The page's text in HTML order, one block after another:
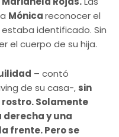
Mónicareconocer el
identificado. Sin
el cuerpo de su hija.
– contó
de su casa-, sin
Solamente
y una
frente. Pero se